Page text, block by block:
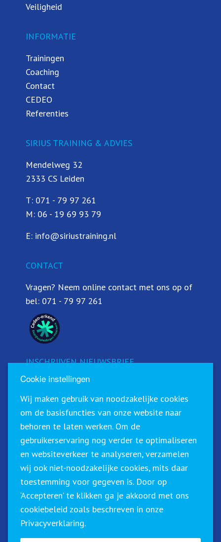
Veiligheid
INFORMATIE
Trainingen
Coaching
Contact
CEDEO
Referenties
SIRIUS TRAINING & ADVIES
Mendelweg 32
2333 CS Leiden
T: 071 - 79 97 261
M: 06 - 19 69 93 79
E: info@siriustraining.nl
CONTACT
Vragen? Neem online contact met ons op of
bel: 071 - 79 97 261
INSCHRIJVEN NIEUWSBRIEF
Schrijf u in voor onze nieuwsbrief!
Sirius Training & Advies staat geregistreerd in het
CRKBO (Centraal Register Kort Beroepsonderwijs). Dit
betekent dat wij onze trainingen binnen de geldende
richtlijnen btw-vrij (0%) kunnen aanbieden.
Cookie instellingen
Wij maken gebruik van noodzakelijke cookies
om de basisfuncties van onze website naar
behoren te laten werken. Om de
gebruikerservaring nog verder te optimaliseren
en websiteverkeer te analyseren, verzamelen
wij ook niet-noodzakelijke cookies, mits daar
toestemming voor gegeven is. Door op
‘Accepteren’ te klikken ga je akkoord met ons
cookiebeleid zoals beschreven in onze
Privacyverklaring.